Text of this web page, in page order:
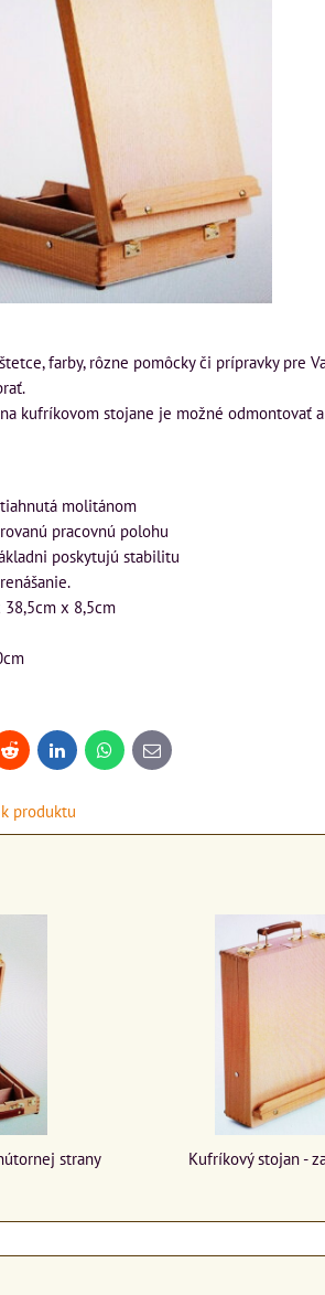
farby, rôzne pomôcky či prípravky pre
kufríkovom stojane je možné odmontovať
molitánom
pracovnú polohu
poskytujú stabilitu
x 8,5cm
Reddit LinkedInWhatsApp
E-
mail
produktu
strany Kufríkový stojan -